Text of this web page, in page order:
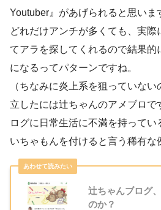
Youtuber』があげられると思いま
どれだけアンチが多くても、実際
てアラを探してくれるので結果的
になるってパターンですね。
（ちなみに炎上系を狙っていな
立したには辻ちゃんのアメブロ
ログに日常生活に不満を持ってい
いちゃもんを付けると言う稀有な
辻ちゃんブログ
のか？